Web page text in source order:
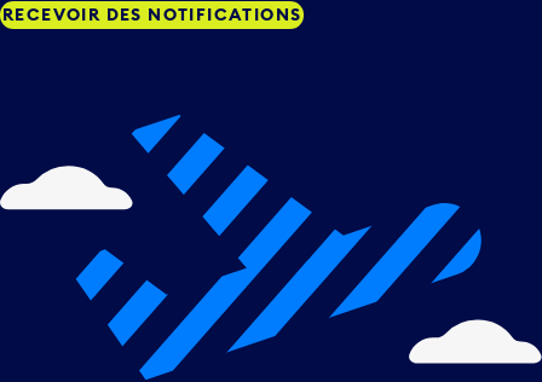
RECEVOIR DES NOTIFICATIONS